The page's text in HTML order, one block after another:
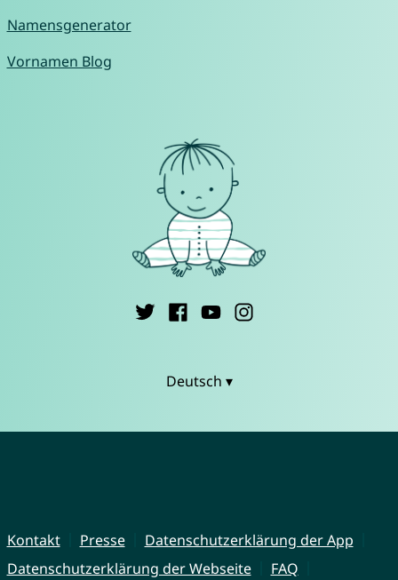
Namensgenerator
Vornamen Blog
Deutsch ▾
Kontakt Presse
Datenschutzerklärung der App
Datenschutzerklärung der Webseite
FAQ